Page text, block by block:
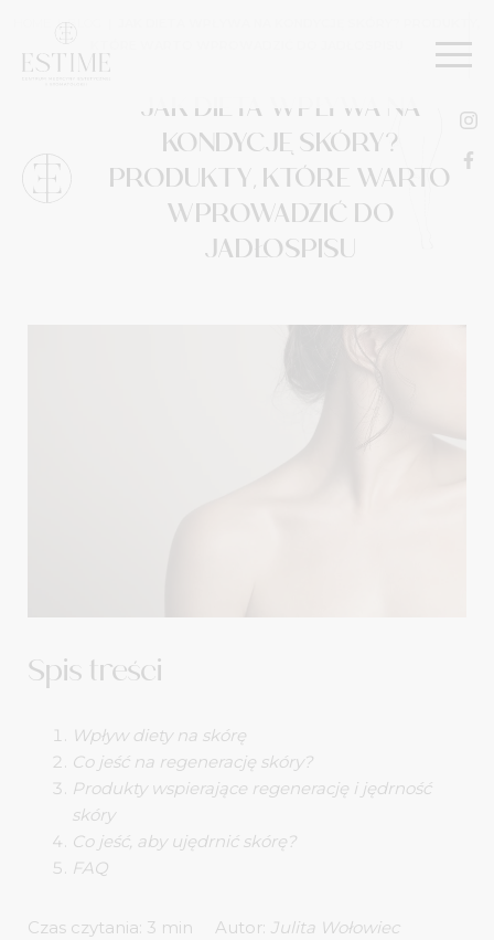
BLOG
JAK DIETA WPŁYWA NA
KONDYCJĘ SKÓRY?
PRODUKTY, KTÓRE WARTO
WPROWADZIĆ DO
JADŁOSPISU
Spis treści
Wpływ diety na skórę
Co jeść na regenerację skóry?
Produkty wspierające regenerację i jędrność
skóry
Co jeść, aby ujędrnić skórę?
FAQ
Autor: Julita Wołowiec